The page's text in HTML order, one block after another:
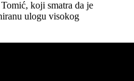
koji smatra da je
ulogu visokog